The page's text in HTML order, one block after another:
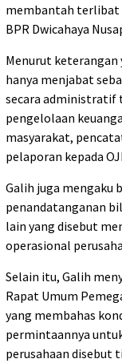
membantah terlibat
BPR Dwicahaya
Menurut keterangan
hanya menjabat
secara administratif
pengelolaan
masyarakat,
pelaporan kepada
Galih juga mengaku
penandatanganan
lain yang disebut
operasional
Selain itu, Galih
Rapat Umum
yang membahas
permintaannya
perusahaan disebut